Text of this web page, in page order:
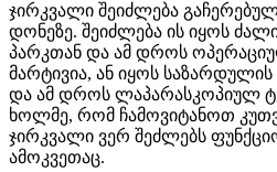
ჯირკვალი შეიძლება
დონეზე. შეიძლება ის იყოს
პარკთან და ამ დროს
მარტივია, ან იყოს
და ამ დროს ლაპარასკოპიულ
ხოლმე, რომ ჩამოვიტანოთ
ჯირკვალი ვერ შეძლებს
ამოკვეთაც.